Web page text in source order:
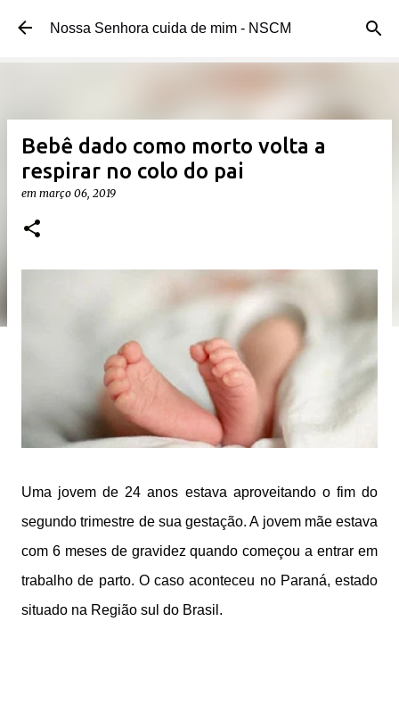
Pular para o conteúdo principal
Nossa Senhora cuida de mim - NSCM
Bebê dado como morto volta a
respirar no colo do pai
em março 06, 2019
Uma jovem de 24 anos estava aproveitando o fim do
segundo trimestre de sua gestação. A jovem mãe estava
com 6 meses de gravidez quando começou a entrar em
trabalho de parto. O caso aconteceu no Paraná, estado
situado na Região sul do Brasil.